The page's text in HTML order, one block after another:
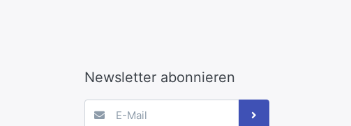
Newsletter abonnieren